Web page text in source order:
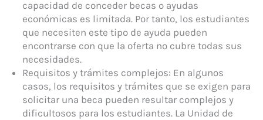
capacidad de conceder becas o ayudas
económicas es limitada. Por tanto, los estudiantes
que necesiten este tipo de ayuda pueden
encontrarse con que la oferta no cubre todas sus
necesidades.
Requisitos y trámites complejos: En algunos
casos, los requisitos y trámites que se exigen para
solicitar una beca pueden resultar complejos y
dificultosos para los estudiantes. La Unidad de